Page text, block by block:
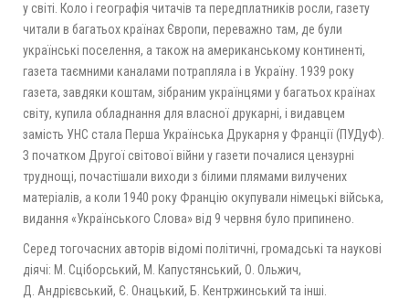
у світі. Коло і географія читачів та передплатників росли, газету
читали в багатьох країнах Європи, переважно там, де були
українські поселення, а також на американському континенті,
газета таємними каналами потрапляла і в Україну. 1939 року
газета, завдяки коштам, зібраним українцями у багатьох країнах
світу, купила обладнання для власної друкарні, і видавцем
замість УНС стала Перша Українська Друкарня у Франції (ПУДуФ).
З початком Другої світової війни у газети почалися цензурні
труднощі, почастішали виходи з білими плямами вилучених
матеріалів, а коли 1940 року Францію окупували німецькі війська,
видання «Українського Слова» від 9 червня було припинено.
Серед тогочасних авторів відомі політичні, громадські та наукові
діячі: М. Сціборський, М. Капустянський, О. Ольжич,
Д. Андрієвський, Є. Онацький, Б. Кентржинський та інші.